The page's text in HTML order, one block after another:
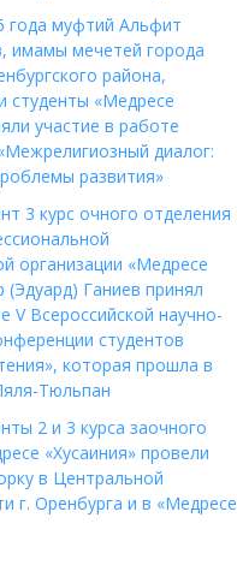
года муфтий Альфит
имамы мечетей города
района,
студенты «Медресе
участие в работе
диалог:
развития»
3 курс очного отделения
организации «Медресе
(Эдуард) Ганиев принял
V Всероссийской научно-
студентов
которая прошла в
Тюльпан
2 и 3 курса заочного
«Хусаиния» провели
в Центральной
г. Оренбурга и в «Медресе